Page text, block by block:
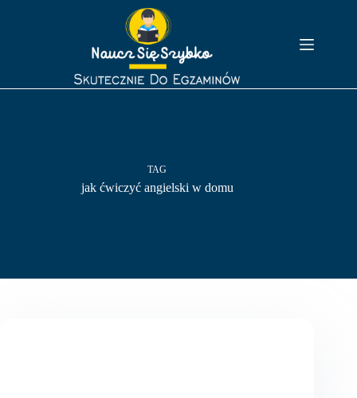
TAG
jak ćwiczyć angielski w domu